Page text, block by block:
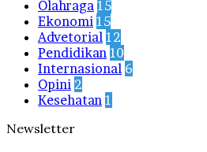
Olahraga 15
Ekonomi 15
Advetorial 12
Pendidikan 10
Internasional 6
Opini 2
Kesehatan 1
Newsletter